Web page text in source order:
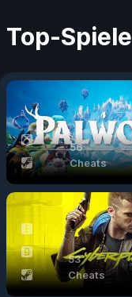
Top-Spiele
56
Cheats
53
Cheats